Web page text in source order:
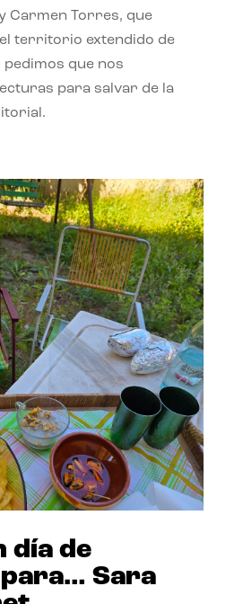
Carmen Torres, que
territorio extendido de
pedimos que nos
para salvar de la
día de
Sara